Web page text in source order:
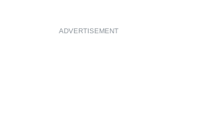
ADVERTISEMENT